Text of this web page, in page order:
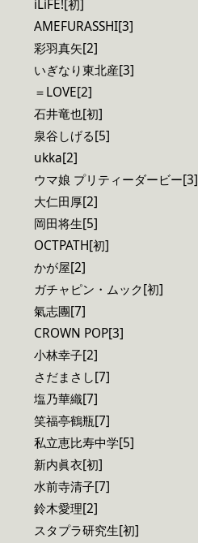
iLiFE![初]
AMEFURASSHI[3]
彩羽真矢[2]
いぎなり東北産[3]
＝LOVE[2]
石井竜也[初]
泉谷しげる[5]
ukka[2]
ウマ娘 プリティーダービー[3]
大仁田厚[2]
岡田将生[5]
OCTPATH[初]
かが屋[2]
ガチャピン・ムック[初]
氣志團[7]
CROWN POP[3]
小林幸子[2]
さだまさし[7]
塩乃華織[7]
笑福亭鶴瓶[7]
私立恵比寿中学[5]
新内眞衣[初]
水前寺清子[7]
鈴木愛理[2]
スタプラ研究生[初]